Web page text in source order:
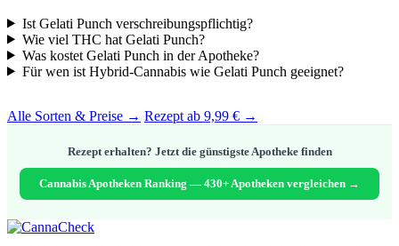
Ist Gelati Punch verschreibungspflichtig?
Wie viel THC hat Gelati Punch?
Was kostet Gelati Punch in der Apotheke?
Für wen ist Hybrid-Cannabis wie Gelati Punch geeignet?
Alle Sorten & Preise → Rezept ab 9,99 € →
Rezept erhalten? Jetzt die günstigste Apotheke finden
Cannabis Apotheken Ranking — 430+ Apotheken vergleichen →